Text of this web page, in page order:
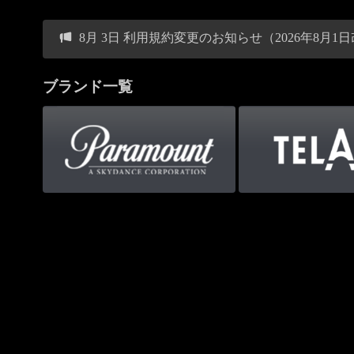
8月 3日 利用規約変更のお知らせ（2026年8月1
ブランド一覧